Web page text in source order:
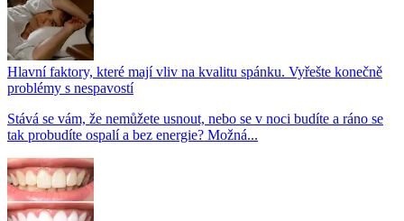
Hlavní faktory, které mají vliv na kvalitu spánku. Vyřešte konečně
problémy s nespavostí
Stává se vám, že nemůžete usnout, nebo se v noci budíte a ráno se
tak probudíte ospalí a bez energie? Možná...